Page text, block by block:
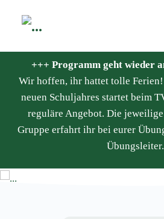
+++ Programm geht wieder
Wir hoffen, ihr hattet tolle
neuen Schuljahres startet beim
reguläre Angebot. Die
Gruppe erfahrt ihr bei eurer
Übungsleiter.
TV07